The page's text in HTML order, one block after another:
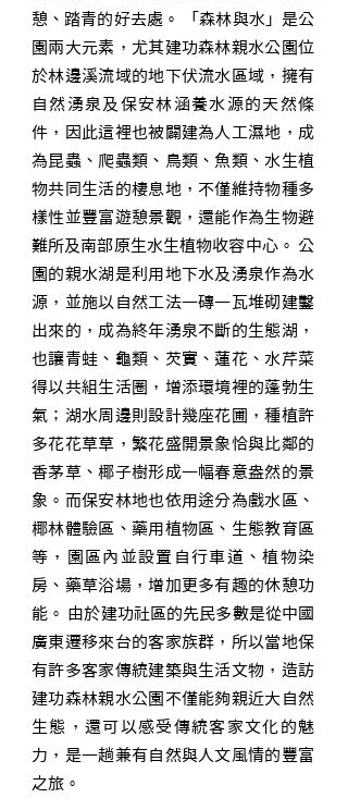
憩、踏青的好去處。 「森林與水」是公
園兩大元素，尤其建功森林親水公園位
於林邊溪流域的地下伏流水區域，擁有
自然湧泉及保安林涵養水源的天然條
件，因此這裡也被闢建為人工濕地，成
為昆蟲、爬蟲類、鳥類、魚類、水生植
物共同生活的棲息地，不僅維持物種多
樣性並豐富遊憩景觀，還能作為生物避
難所及南部原生水生植物收容中心。 公
園的親水湖是利用地下水及湧泉作為水
源，並施以自然工法一磚一瓦堆砌建鑿
出來的，成為終年湧泉不斷的生態湖，
也讓青蛙、龜類、芡實、蓮花、水芹菜
得以共組生活圈，增添環境裡的蓬勃生
氣；湖水周邊則設計幾座花圃，種植許
多花花草草，繁花盛開景象恰與比鄰的
香茅草、椰子樹形成一幅春意盎然的景
象。而保安林地也依用途分為戲水區、
椰林體驗區、藥用植物區、生態教育區
等，園區內並設置自行車道、植物染
房、藥草浴場，增加更多有趣的休憩功
能。 由於建功社區的先民多數是從中國
廣東遷移來台的客家族群，所以當地保
有許多客家傳統建築與生活文物，造訪
建功森林親水公園不僅能夠親近大自然
生態，還可以感受傳統客家文化的魅
力，是一趟兼有自然與人文風情的豐富
之旅。